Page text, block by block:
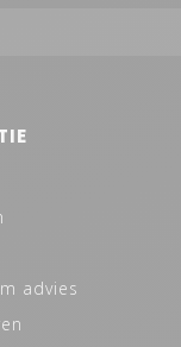
advies